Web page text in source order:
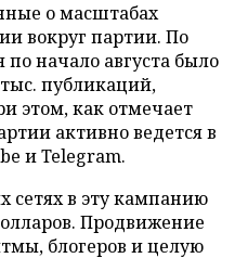
о масштабах
вокруг партии. По
начало августа было
публикаций,
этом, как отмечает
активно ведется в
и Telegram.
сетях в эту кампанию
Продвижение
блогеров и целую